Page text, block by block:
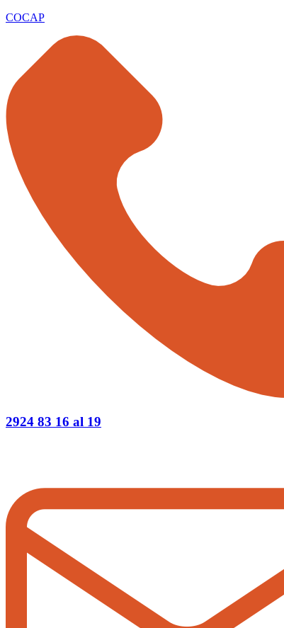
COCAP
2924 83 16 al 19